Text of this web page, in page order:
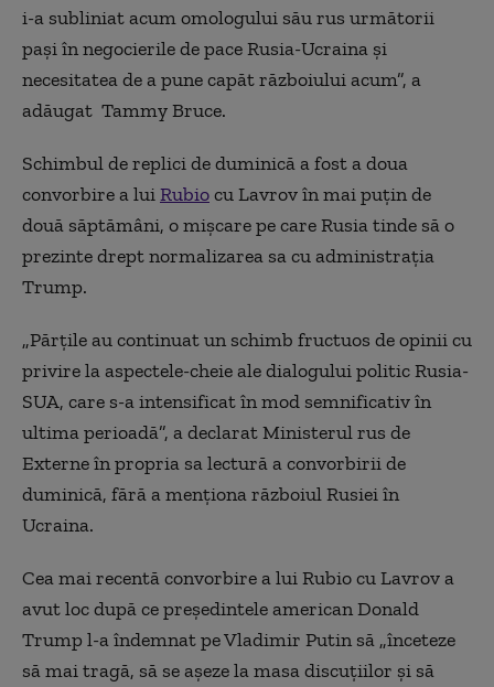
i-a subliniat acum omologului său rus următorii
paşi în negocierile de pace Rusia-Ucraina şi
necesitatea de a pune capăt războiului acum”, a
adăugat Tammy Bruce.
Schimbul de replici de duminică a fost a doua
convorbire a luiRubiocu Lavrov în mai puţin de
două săptămâni, o mişcare pe care Rusia tinde să o
prezinte drept normalizarea sa cu administraţia
Trump.
„Părţile au continuat un schimb fructuos de opinii cu
privire la aspectele-cheie ale dialogului politic Rusia-
SUA, care s-a intensificat în mod semnificativ în
ultima perioadă”, a declarat Ministerul rus de
Externe în propria sa lectură a convorbirii de
duminică, fără a menţiona războiul Rusiei în
Ucraina.
Cea mai recentă convorbire a lui Rubio cu Lavrov a
avut loc după ce președintele american Donald
Trump l-a îndemnat pe Vladimir Putin să „înceteze
să mai tragă, să se așeze la masa discuțiilor și să